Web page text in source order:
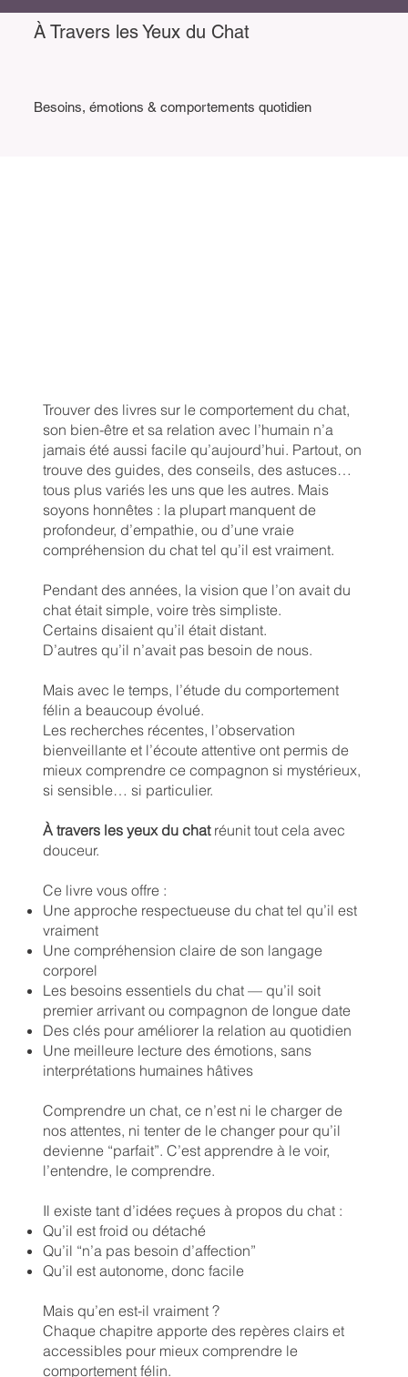
À Travers les Yeux du Chat
Besoins, émotions & comportements quotidien
Trouver des livres sur le comportement du chat,
son bien-être et sa relation avec l’humain n’a
jamais été aussi facile qu’aujourd’hui. Partout, on
trouve des guides, des conseils, des astuces…
tous plus variés les uns que les autres. Mais
soyons honnêtes : la plupart manquent de
profondeur, d’empathie, ou d’une vraie
compréhension du chat tel qu’il est vraiment.
Pendant des années, la vision que l’on avait du
chat était simple, voire très simpliste.
Certains disaient qu’il était distant.
D’autres qu’il n’avait pas besoin de nous.
Mais avec le temps, l’étude du comportement
félin a beaucoup évolué.
Les recherches récentes, l’observation
bienveillante et l’écoute attentive ont permis de
mieux comprendre ce compagnon si mystérieux,
si sensible… si particulier.
À travers les yeux du chatréunit tout cela avec
douceur.
Ce livre vous offre :
Une approche respectueuse du chat tel qu’il est
vraiment
Une compréhension claire de son langage
corporel
Les besoins essentiels du chat — qu’il soit
premier arrivant ou compagnon de longue date
Des clés pour améliorer la relation au quotidien
Une meilleure lecture des émotions, sans
interprétations humaines hâtives
Comprendre un chat, ce n’est ni le charger de
nos attentes, ni tenter de le changer pour qu’il
devienne “parfait”. C’est apprendre à le voir,
l’entendre, le comprendre.
Il existe tant d’idées reçues à propos du chat :
Qu’il est froid ou détaché
Qu’il “n’a pas besoin d’affection”
Qu’il est autonome, donc facile
Mais qu’en est-il vraiment ?
Chaque chapitre apporte des repères clairs et
accessibles pour mieux comprendre le
comportement félin.